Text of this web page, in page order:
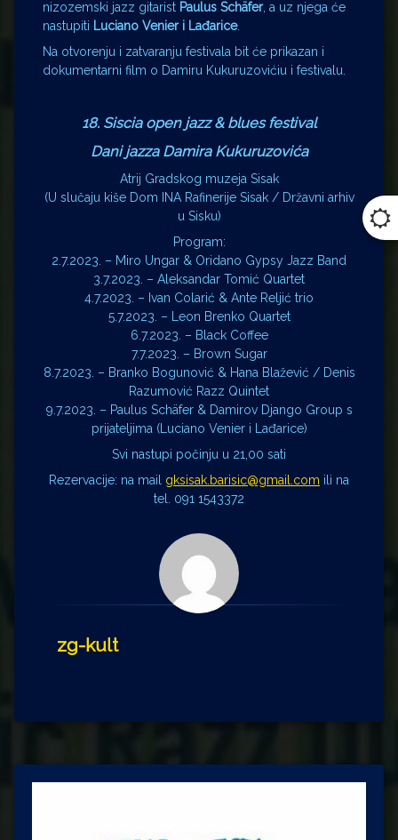
nizozemski jazz gitarist Paulus Schäfer, a uz njega će
nastupiti Luciano Venier i Lađarice.
Na otvorenju i zatvaranju festivala bit će prikazan i
dokumentarni film o Damiru Kukuruzovićiu i festivalu.
18. Siscia open jazz & blues festival
Dani jazza Damira Kukuruzovića
Atrij Gradskog muzeja Sisak
(U slučaju kiše Dom INA Rafinerije Sisak / Državni arhiv
u Sisku)
Program:
2.7.2023. – Miro Ungar & Oridano Gypsy Jazz Band
3.7.2023. – Aleksandar Tomić Quartet
4.7.2023. – Ivan Colarić & Ante Reljić trio
5.7.2023. – Leon Brenko Quartet
6.7.2023. – Black Coffee
7.7.2023. – Brown Sugar
8.7.2023. – Branko Bogunović & Hana Blažević / Denis
Razumović Razz Quintet
9.7.2023. – Paulus Schäfer & Damirov Django Group s
prijateljima (Luciano Venier i Lađarice)
Svi nastupi počinju u 21,00 sati
Rezervacije: na mail gksisak.barisic@gmail.com ili na
tel. 091 1543372
zg-kult